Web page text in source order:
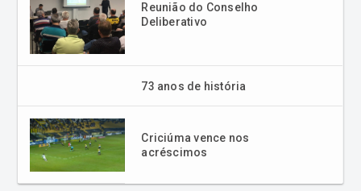
Reunião do Conselho
Deliberativo
73 anos de história
Criciúma vence nos
acréscimos